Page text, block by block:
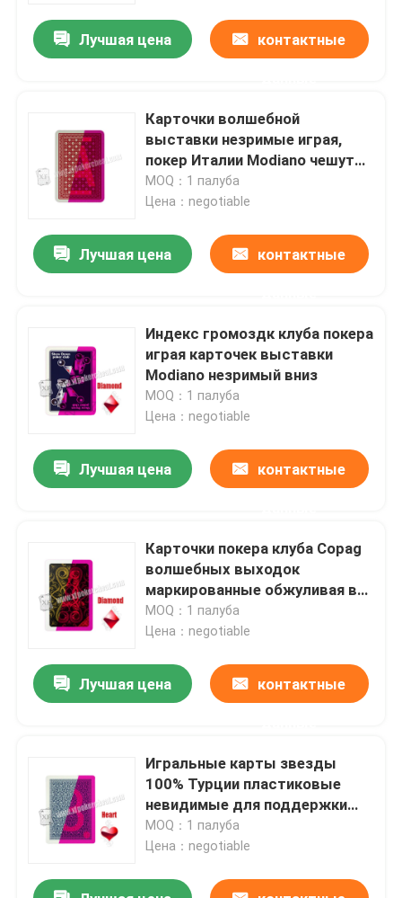
О нас
Контроль качества
Новости
Запросите цитату
Незримые играя карточки
Контактные линзы незримых чернил
Анализатор покера
Блок развертки покера
Плашки казино волшебные
Маркированные карточки покера
Програмное обеспечение анализа покера
Лучшая цена контактные
Карточки волшебной
выставки незримые играя,
покер Италии Modiano чешут
Ramino супер Fiori
MOQ：1 палуба
Цена：negotiable
Лучшая цена контактные
Индекс громоздк клуба покера
играя карточек выставки
Modiano незримый вниз
MOQ：1 палуба
Цена：negotiable
Лучшая цена контактные
Карточки покера клуба Copag
волшебных выходок
маркированные обжуливая в
игре покера
MOQ：1 палуба
Цена：negotiable
Лучшая цена контактные
Игральные карты звезды
100% Турции пластиковые
невидимые для поддержки
анализатора покера к игре
Техаса Холдем Омахи
MOQ：1 палуба
Цена：negotiable